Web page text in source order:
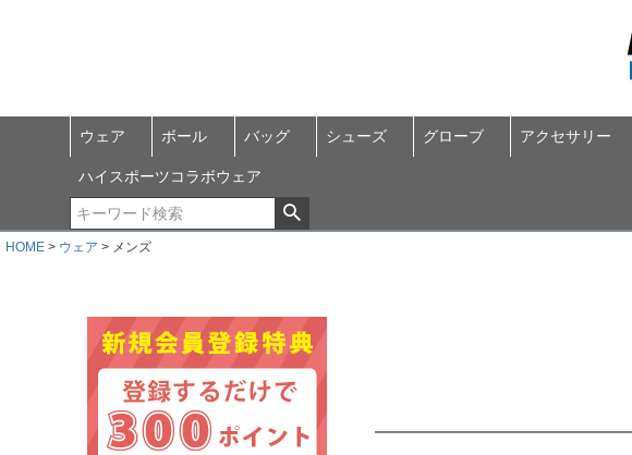
ウェア ボール バッグ シューズ グローブ アクセサリー
ハイスポーツコラボウェア
HOME ウェア メンズ